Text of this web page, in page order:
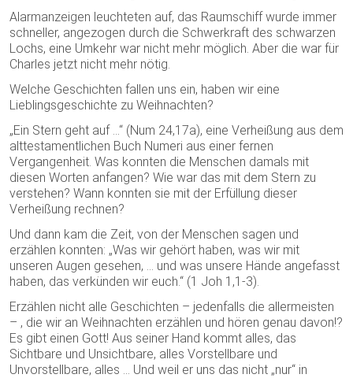
Alarmanzeigen leuchteten auf, das Raumschiff wurde immer
schneller, angezogen durch die Schwerkraft des schwarzen
Lochs, eine Umkehr war nicht mehr möglich. Aber die war für
Charles jetzt nicht mehr nötig.
Welche Geschichten fallen uns ein, haben wir eine
Lieblingsgeschichte zu Weihnachten?
„Ein Stern geht auf …“ (Num 24,17a), eine Verheißung aus dem
alttestamentlichen Buch Numeri aus einer fernen
Vergangenheit. Was konnten die Menschen damals mit
diesen Worten anfangen? Wie war das mit dem Stern zu
verstehen? Wann konnten sie mit der Erfüllung dieser
Verheißung rechnen?
Und dann kam die Zeit, von der Menschen sagen und
erzählen konnten: „Was wir gehört haben, was wir mit
unseren Augen gesehen, … und was unsere Hände angefasst
haben, das verkünden wir euch.“ (1 Joh 1,1-3).
Erzählen nicht alle Geschichten – jedenfalls die allermeisten
– , die wir an Weihnachten erzählen und hören genau davon!?
Es gibt einen Gott! Aus seiner Hand kommt alles, das
Sichtbare und Unsichtbare, alles Vorstellbare und
Unvorstellbare, alles … Und weil er uns das nicht „nur“ in